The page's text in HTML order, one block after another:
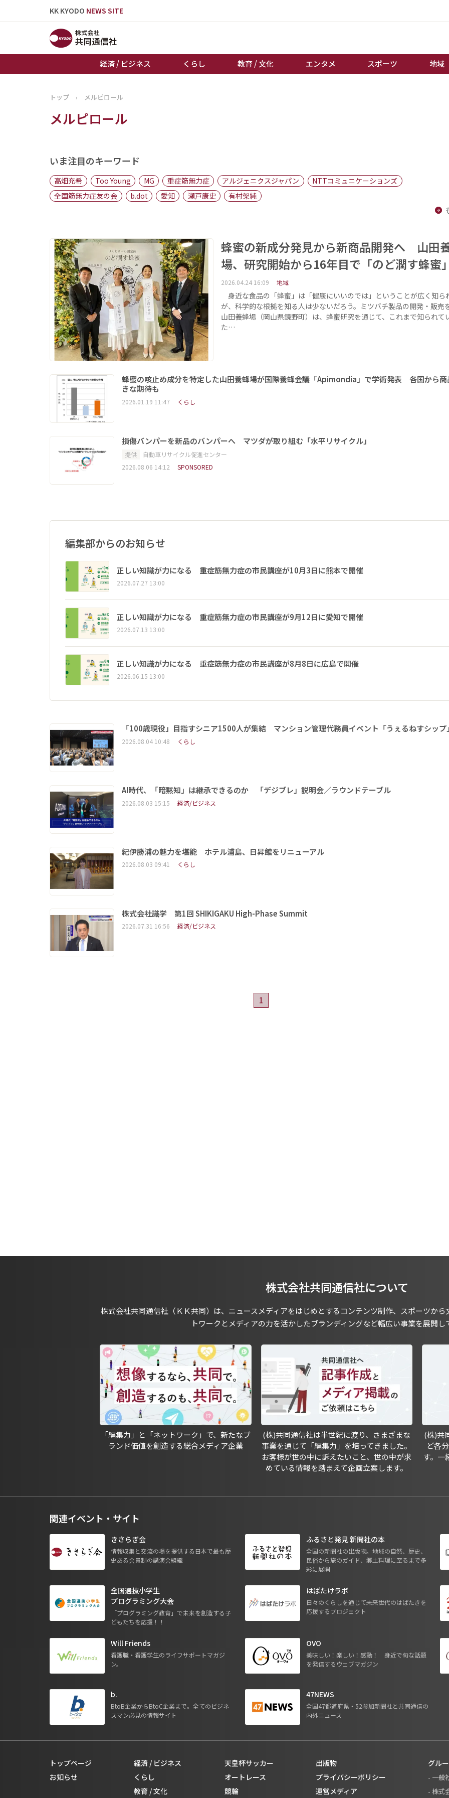
KK KYODO NEWS SITE
経済 / ビジネス くらし 教育 / 文化 エンタメ スポーツ 地域
トップページ
お知らせ
地域
キーパーソン
棋王戦
トップ › メルピロール
メルピロール
いま注目のキーワード
高畑充希 Too Young MG 重症筋無力症 アルジェニクスジャパン
NTTコミュニケーションズ
全国筋無力症友の会
b.dot 愛知 瀬戸康史
有村架純
蜂蜜の新成分発見から新商品開発へ 山田
場、研究開始から16年目で「のど潤す蜂蜜
2026.04.24 16:09 地域
身近な食品の「蜂蜜」は「健康にいいのでは」ということが広く知ら
が、科学的な根拠を知る人は少ないだろう。ミツバチ製品の開発・販売
山田養蜂場（岡山県鏡野町）は、蜂蜜研究を通じて、これまで知られて
た…
蜂蜜の咳止め成分を特定した山田養蜂場が国際養蜂会議「Apimondia」で学術発表 各国から商
きな期待も
2026.01.19 11:47 くらし
損傷バンパーを新品のバンパーへ マツダが取り組む「水平リサイクル」
提供
自動車リサイクル促進センター
2026.08.06 14:12
SPONSORED
編集部からのお知らせ
正しい知識が力になる 重症筋無力症の市民講座が10月3日に熊本で開催
2026.07.27 13:00
正しい知識が力になる 重症筋無力症の市民講座が9月12日に愛知で開催
2026.07.13 13:00
正しい知識が力になる 重症筋無力症の市民講座が8月8日に広島で開催
2026.06.15 13:00
「100歳現役」目指すシニア1500人が集結 マンション管理代務員イベント「うぇるねすシップ
2026.08.04 10:48 くらし
AI時代、「暗黙知」は継承できるのか 「デジブレ」説明会／ラウンドテーブル
2026.08.03 15:15 経済/ビジネス
紀伊勝浦の魅力を堪能 ホテル浦島、日昇館をリニューアル
2026.08.03 09:41 くらし
株式会社識学 第1回 SHIKIGAKU High-Phase Summit
2026.07.31 16:56 経済/ビジネス
1
株式会社共同通信社について
株式会社共同通信社（ＫＫ共同）は、ニュースメディアをはじめとするコンテンツ制作、スポーツか
トワークとメディアの力を活かしたブランディングなど幅広い事業を展開し
「編集力」と「ネットワーク」で、新たなブ
ランド価値を創造する総合メディア企業
(株)共同通信社は半世紀に渡り、さまざまな
事業を通じて「編集力」を培ってきました。
お客様が世の中に訴えたいこと、世の中が求
めている情報を踏まえて企画立案します。
(株)共
ど各
す。一
関連イベント・サイト
きさらぎ会
情報収集と交流の場を提供する日本で最も歴
史ある会員制の講演会組織
ふるさと発見 新聞社の本
全国の新聞社の出版物。地域の自然、歴史、
民俗から旅のガイド、郷土料理に至るまで多
彩に展開
全国選抜小学生
プログラミング大会
「プログラミング教育」で未来を創造する子
どもたちを応援！！
はばたけラボ
日々のくらしを通じて未来世代のはばたきを
応援するプロジェクト
Will Friends
看護職・看護学生のライフサポートマガジ
ン。
OVO
美味しい！楽しい！感動！ 身近で旬な話題
を発信するウェブマガジン
b.
BtoB企業からBtoC企業まで。全てのビジネ
スマン必見の情報サイト
47NEWS
全国47都道府県・52参加新聞社と共同通信の
内外ニュース
トップページ
お知らせ
経済 / ビジネス
くらし
教育 / 文化
天皇杯サッカー
オートレース
競輪
出版物
プライバシーポリシー
運営メディア
グル
- 一般
- 株式